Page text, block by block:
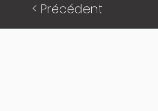
< Précédent